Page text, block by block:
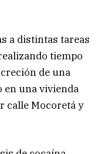
a distintas tareas
tiempo
de una
en una vivienda
calle Mocoretá y